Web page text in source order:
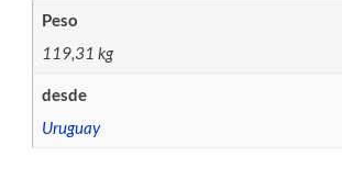
Peso
119,31 kg
desde
Uruguay